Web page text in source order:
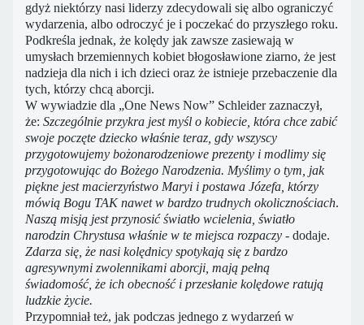
gdyż niektórzy nasi liderzy zdecydowali się albo ograniczyć
wydarzenia, albo odroczyć je i poczekać do przyszłego roku.
Podkreśla jednak, że kolędy jak zawsze zasiewają w
umysłach brzemiennych kobiet błogosławione ziarno, że jest
nadzieja dla nich i ich dzieci oraz że istnieje przebaczenie dla
tych, którzy chcą aborcji.
W wywiadzie dla „One News Now” Schleider zaznaczył,
że: Szczególnie przykra jest myśl o kobiecie, która chce zabić
swoje poczęte dziecko właśnie teraz, gdy wszyscy
przygotowujemy bożonarodzeniowe prezenty i modlimy się
przygotowując do Bożego Narodzenia. Myślimy o tym, jak
piękne jest macierzyństwo Maryi i postawa Józefa, którzy
mówią Bogu TAK nawet w bardzo trudnych okolicznościach.
Naszą misją jest przynosić światło wcielenia, światło
narodzin Chrystusa właśnie w te miejsca rozpaczy - dodaje.
Zdarza się, że nasi kolędnicy spotykają się z bardzo
agresywnymi zwolennikami aborcji, mają pełną
świadomość, że ich obecność i przesłanie kolędowe ratują
ludzkie życie.
Przypomniał też, jak podczas jednego z wydarzeń w